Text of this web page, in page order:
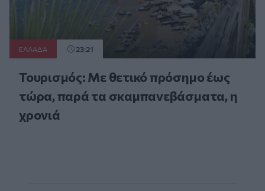
ΕΛΛAΔΑ 23:21
Τουρισμός: Με θετικό πρόσημο έως
τώρα, παρά τα σκαμπανεβάσματα, η
χρονιά